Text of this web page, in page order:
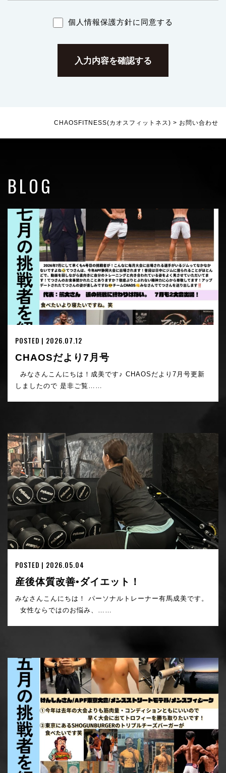
個人情報保護方針に同意する
CHAOSFITNESS(カオスフィットネス) > お問い合わせ
BLOG
POSTED | 2026.07.12
CHAOSだより7月号
みなさんこんにちは！成美です♪ CHAOSだより7月号更新
しましたので 是非ご覧……
POSTED | 2026.05.04
産後体質改善•ダイエット！
みなさんこんにちは！ パーソナルトレーナー有馬成美です。
女性ならではのお悩み、……